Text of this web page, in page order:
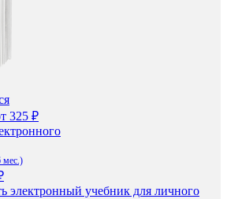
325 ₽
мес.)
электронный учебник для личного